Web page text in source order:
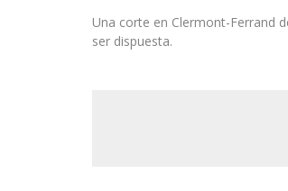
Una corte en Clermont-Ferrand
ser dispuesta.